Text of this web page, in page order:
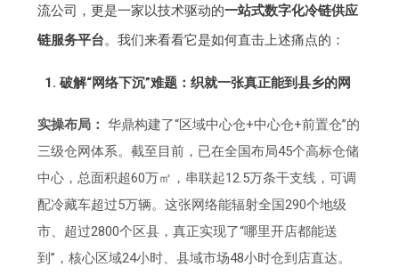
流公司，更是一家以技术驱动的一站式数字化冷链供应
链服务平台。我们来看看它是如何直击上述痛点的：
1. 破解“网络下沉”难题：织就一张真正能到县乡的网
实操布局： 华鼎构建了“区域中心仓+中心仓+前置仓”的
三级仓网体系。截至目前，已在全国布局45个高标仓储
中心，总面积超60万㎡，串联起12.5万条干支线，可调
配冷藏车超过5万辆。这张网络能辐射全国290个地级
市、超过2800个区县，真正实现了“哪里开店都能送
到”，核心区域24小时、县域市场48小时仓到店直达。